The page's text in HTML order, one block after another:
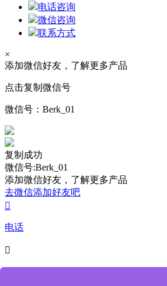
电话咨询
微信咨询
联系方式
×
添加微信好友，了解更多产品
点击复制微信号
微信号： Berk_01
复制成功
微信号:Berk_01
添加微信好友，了解更多产品
去微信添加好友吧

电话
